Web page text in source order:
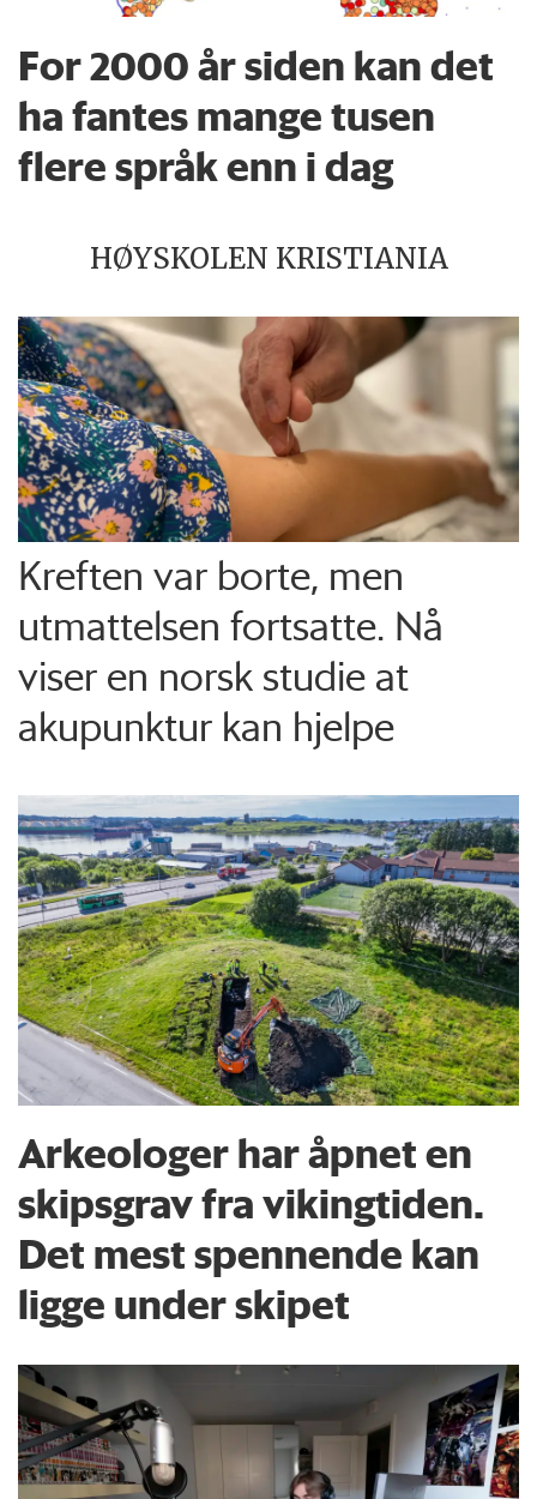
For 2000 år siden kan det
ha fantes mange tusen
flere språk enn i dag
HØYSKOLEN KRISTIANIA
Kreften var borte, men
utmattelsen fortsatte. Nå
viser en norsk studie at
akupunktur kan hjelpe
Arkeologer har åpnet en
skipsgrav fra vikingtiden.
Det mest spennende kan
ligge under skipet